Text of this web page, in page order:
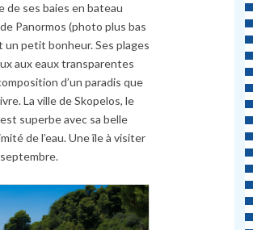
de ses baies en bateau
Panormos (photo plus bas
un petit bonheur. Ses plages
aux eaux transparentes
d’un paradis que
La ville de Skopelos, le
superbe avec sa belle
de l’eau. Une île à visiter